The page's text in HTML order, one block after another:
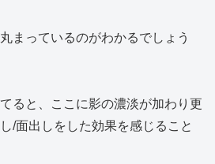
まっているのがわかるでしょう
ると、ここに影の濃淡が加わり更
/面出しをした効果を感じること